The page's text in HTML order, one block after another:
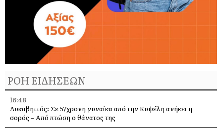
ΡΟΗ ΕΙΔΗΣΕΩΝ
16:48
Λυκαβηττός: Σε 57χρονη γυναίκα από την Κυψέλη ανήκει η
σορός – Από πτώση ο θάνατος της